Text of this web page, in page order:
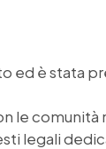
ed è stata
le comunità
legali